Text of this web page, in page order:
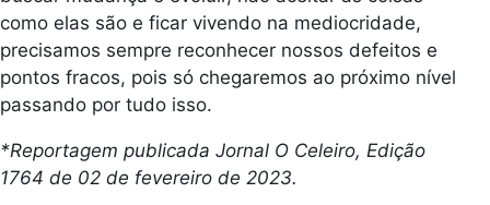
como elas são e ficar vivendo na mediocridade,
precisamos sempre reconhecer nossos defeitos e
pontos fracos, pois só chegaremos ao próximo nível
passando por tudo isso.
*Reportagem publicada Jornal O Celeiro, Edição
1764 de 02 de fevereiro de 2023.